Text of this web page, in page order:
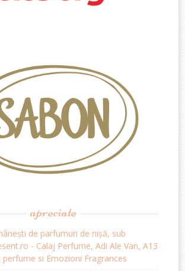
apreciate
de parfumuri de nișă, sub
- Calaj Perfume, Adi Ale Van, A13
perfume si Emozioni Fragrances